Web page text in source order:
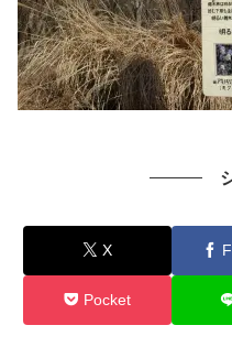
X
Pocket